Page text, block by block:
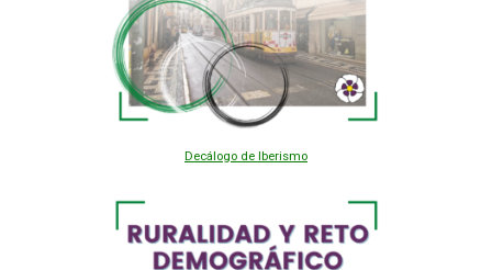
Decálogo de Iberismo